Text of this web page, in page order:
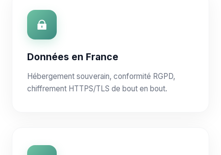
Données en France
Hébergement souverain, conformité RGPD,
chiffrement HTTPS/TLS de bout en bout.